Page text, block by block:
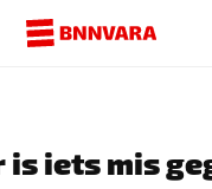
is iets mis